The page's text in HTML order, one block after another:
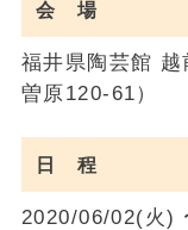
会 場
福井県陶芸館
曽原120-61）
日 程
2020/06/02(火)